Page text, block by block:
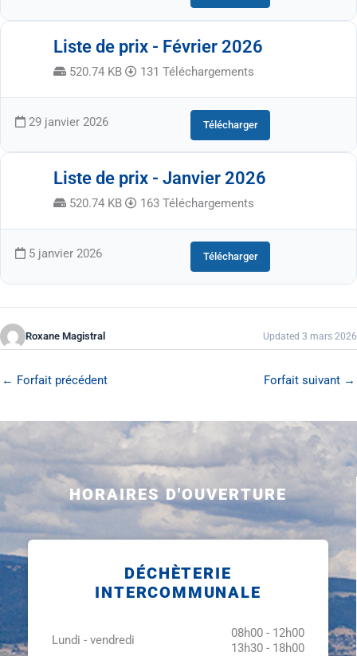
Liste de prix - Février 2026
520.74 KB 131 Téléchargements
29 janvier 2026 Télécharger
Liste de prix - Janvier 2026
520.74 KB 163 Téléchargements
5 janvier 2026 Télécharger
Roxane Magistral Updated 3 mars 2026
← Forfait précédent Forfait suivant →
HORAIRES D'OUVERTURE
DÉCHÈTERIE
INTERCOMMUNALE
Lundi - vendredi
08h00 - 12h00
13h30 - 18h00